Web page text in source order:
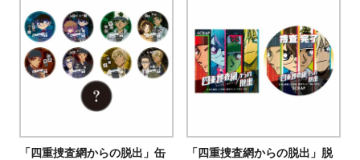
「四重捜査網からの脱出」缶
「四重捜査網からの脱出」脱